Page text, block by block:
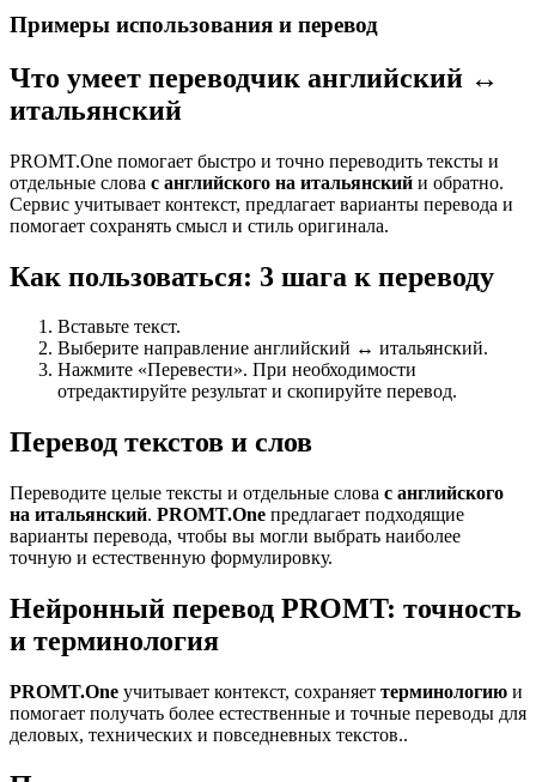
Примеры использования и перевод
Что умеет переводчик английский ↔
итальянский
PROMT.One помогает быстро и точно переводить тексты и
отдельные слова с английского на итальянский и обратно.
Сервис учитывает контекст, предлагает варианты перевода и
помогает сохранять смысл и стиль оригинала.
Как пользоваться: 3 шага к переводу
Вставьте текст.
Выберите направление английский ↔ итальянский.
Нажмите «Перевести». При необходимости
отредактируйте результат и скопируйте перевод.
Перевод текстов и слов
Переводите целые тексты и отдельные слова с английского
на итальянский. PROMT.One предлагает подходящие
варианты перевода, чтобы вы могли выбрать наиболее
точную и естественную формулировку.
Нейронный перевод PROMT: точность
и терминология
PROMT.One учитывает контекст, сохраняет терминологию и
помогает получать более естественные и точные переводы для
деловых, технических и повседневных текстов..